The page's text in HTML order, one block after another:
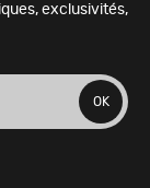
exclusivités,
OK